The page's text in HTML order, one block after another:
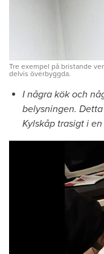
Tre exempel på bristande
delvis överbyggda.
I några kök och
belysningen.
Kylskåp trasigt i